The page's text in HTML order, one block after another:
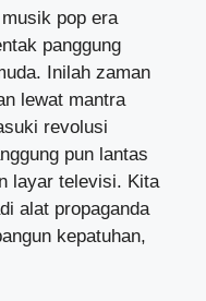
pop era
panggung
Inilah zaman
lewat mantra
revolusi
pun lantas
layar televisi. Kita
alat propaganda
kepatuhan,